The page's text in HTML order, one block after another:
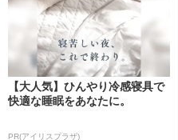
【大人気】ひんやり冷感寝具で
快適な睡眠をあなたに。
PR(アイリスプラザ)